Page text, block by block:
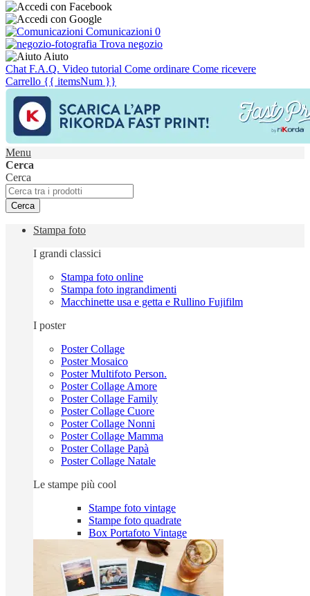
Comunicazioni 0
Trova negozio
Aiuto
Chat F.A.Q. Video tutorial Come ordinare Come ricevere
Carrello {{ itemsNum }}
Menu
Cerca
Cerca
Cerca
Stampa foto
I grandi classici
Stampa foto online
Stampa foto ingrandimenti
Macchinette usa e getta e Rullino Fujifilm
I poster
Poster Collage
Poster Mosaico
Poster Multifoto Person.
Poster Collage Amore
Poster Collage Family
Poster Collage Cuore
Poster Collage Nonni
Poster Collage Mamma
Poster Collage Papà
Poster Collage Natale
Le stampe più cool
Stampe foto vintage
Stampe foto quadrate
Box Portafoto Vintage